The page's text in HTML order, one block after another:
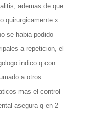
ademas de que
quirurgicamente x
se habia podido
a repeticion, el
indico q con
a otros
mas el control
asegura q en 2